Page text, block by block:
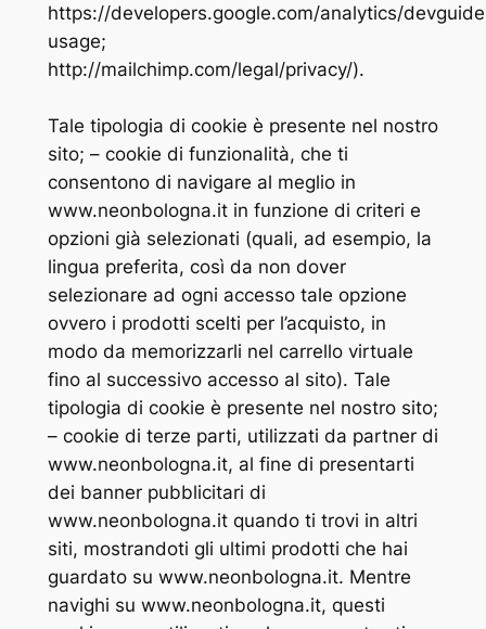
https://developers.google.com/analytics/
usage;
http://mailchimp.com/legal/privacy/).
Tale tipologia di cookie è presente nel nostro
sito; – cookie di funzionalità, che ti
consentono di navigare al meglio in
www.neonbologna.it in funzione di criteri e
opzioni già selezionati (quali, ad esempio, la
lingua preferita, così da non dover
selezionare ad ogni accesso tale opzione
ovvero i prodotti scelti per l’acquisto, in
modo da memorizzarli nel carrello virtuale
fino al successivo accesso al sito). Tale
tipologia di cookie è presente nel nostro sito;
– cookie di terze parti, utilizzati da partner di
www.neonbologna.it, al fine di presentarti
dei banner pubblicitari di
www.neonbologna.it quando ti trovi in altri
siti, mostrandoti gli ultimi prodotti che hai
guardato su www.neonbologna.it. Mentre
navighi su www.neonbologna.it, questi